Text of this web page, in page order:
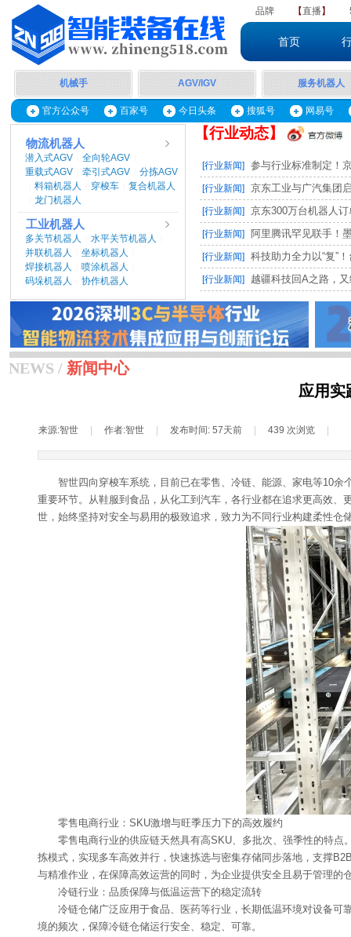
品牌 【直播】
首页
机械手 服务机器人
AGV/IGV
官方公众号 百家号 今日头条 搜狐号 网易号
【行业动态】
物流机器人
潜入式AGV 全向轮AGV
重载式AGV 牵引式AGV 分拣AGV
料箱机器人 穿梭车 复合机器人
龙门机器人
工业机器人
多关节机器人 水平关节机器人
并联机器人 坐标机器人
焊接机器人 喷涂机器人
码垛机器人 协作机器人
[行业新闻] 参与行业标准制定！
[行业新闻] 京东工业与广汽集团
[行业新闻] 京东300万台机器人
[行业新闻] 阿里腾讯罕见联手！
[行业新闻] 科技助力全力以“复”
[行业新闻] 越疆科技回A之路，
NEWS / 新闻中心
应用实
来源:智世 作者:智世 发布时间: 57天前 439 次浏览
智世四向穿梭车系统，目前已在零售、冷链、能源、家电等10
重要环节。从鞋服到食品，从化工到汽车，各行业都在追求更高效
世，始终坚持对安全与易用的极致追求，致力为不同行业构建柔性仓
零售电商行业：SKU激增与旺季压力下的高效履约
零售电商行业的供应链天然具有高SKU、多批次、强季性的特
拣模式，实现多车高效并行，快速拣选与密集存储同步落地，支撑
与精准作业，在保障高效运营的同时，为企业提供安全且易于管理的
冷链行业：品质保障与低温运营下的稳定流转
冷链仓储广泛应用于食品、医药等行业，长期低温环境对设备可
境的频次，保障冷链仓储运行安全、稳定、可靠。